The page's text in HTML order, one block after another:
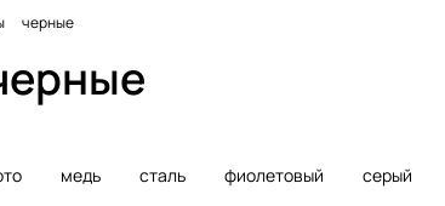
черные
медь сталь фиолетовый серый